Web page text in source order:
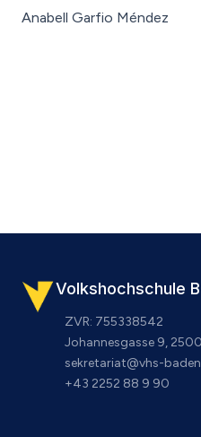
Anabell Garfio Méndez
Volkshochschule
ZVR: 755338542
Johannesgasse 9,
sekretariat@vhs-
+43 2252 88 9 90